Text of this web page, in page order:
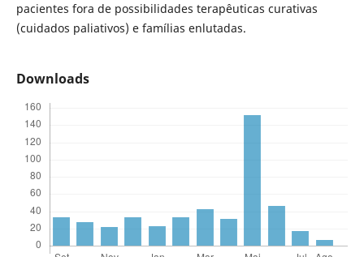
pacientes fora de possibilidades terapêuticas curativas
(cuidados paliativos) e famílias enlutadas.
Downloads